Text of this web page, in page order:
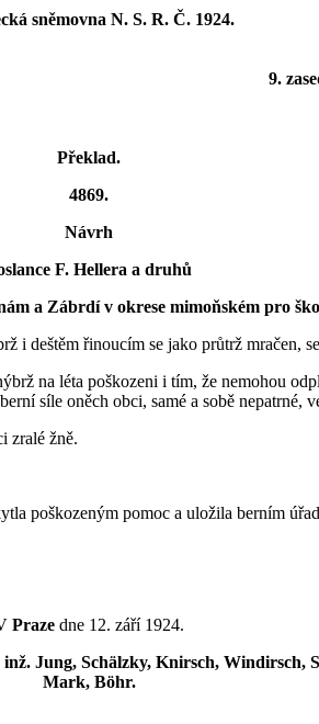
sněmovna N. S. R. Č. 1924.
9.
Překlad.
4869.
Návrh
F. Hellera a druhů
a Zábrdí v okrese mimoňském pro
deštěm řinoucím se jako průtrž mračen,
na léta poškozeni i tím, že nemohou
síle oněch obci, samé a sobě nepatrné,
zralé žně.
poškozeným pomoc a uložila berním
Prazedne 12. září 1924.
Jung, Schälzky, Knirsch, Windirsch,
Mark, Böhr.